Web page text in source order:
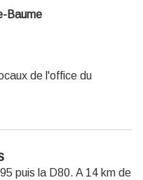
Baume
de l'office du
puis la D80. A 14 km de